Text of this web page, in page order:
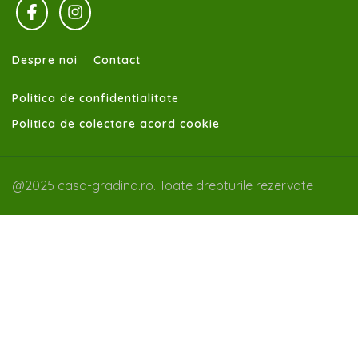
Despre noi Contact
Politica de confidentialitate
Politica de colectare acord cookie
@2025 casa-gradina.ro. Toate drepturile rezervate